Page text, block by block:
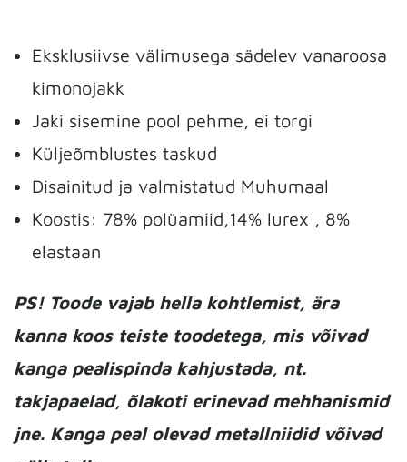
Eksklusiivse välimusega sädelev vanaroosa
kimonojakk
Jaki sisemine pool pehme, ei torgi
Küljeõmblustes taskud
Disainitud ja valmistatud Muhumaal
Koostis: 78% polüamiid,14% lurex , 8%
elastaan
PS! Toode vajab hella kohtlemist, ära
kanna koos teiste toodetega, mis võivad
kanga pealispinda kahjustada, nt.
takjapaelad, õlakoti erinevad mehhanismid
jne. Kanga peal olevad metallniidid võivad